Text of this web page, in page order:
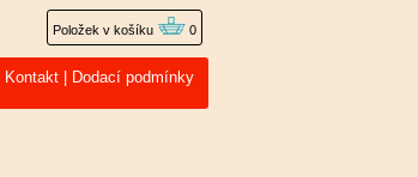
Položek v košíku 0
Kontakt Dodací podmínky